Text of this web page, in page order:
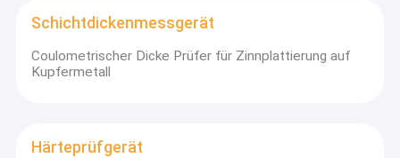
Schichtdickenmessgerät
Coulometrischer Dicke Prüfer für Zinnplattierung auf
Kupfermetall
Härteprüfgerät